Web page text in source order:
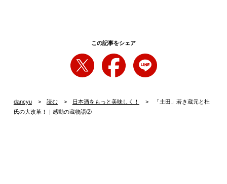
この記事をシェア
dancyu 読む 日本酒をもっと美味しく！
「土田」若き蔵元と杜
氏の大改革！｜感動の蔵物語②